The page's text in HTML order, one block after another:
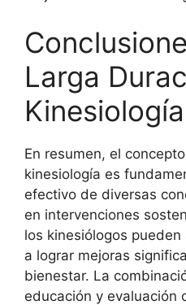
Larga
Kinesiología
En resumen, el
kinesiología es
efectivo de diversas
en intervenciones
los kinesiólogos
a lograr mejoras
bienestar. La
educación y evaluación